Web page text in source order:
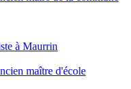
à Maurrin
maître d'école